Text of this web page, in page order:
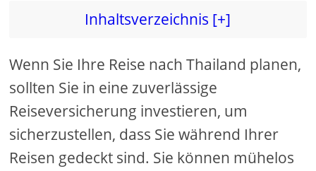
Inhaltsverzeichnis [+]
Wenn Sie Ihre Reise nach Thailand planen,
sollten Sie in eine zuverlässige
Reiseversicherung investieren, um
sicherzustellen, dass Sie während Ihrer
Reisen gedeckt sind. Sie können mühelos